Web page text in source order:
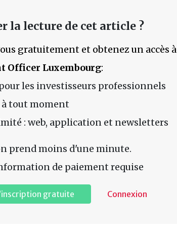
la lecture de cet article ?
gratuitement et obtenez un accès à
Officer Luxembourg:
les investisseurs professionnels
tout moment
: web, application et newsletters
prend moins d'une minute.
de paiement requise
gratuite Connexion